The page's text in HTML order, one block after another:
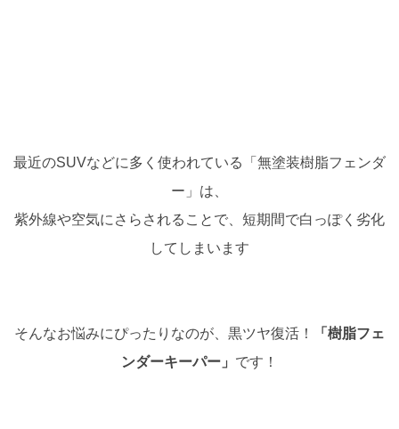
最近のSUVなどに多く使われている「無塗装樹脂フェンダ
ー」は、
紫外線や空気にさらされることで、短期間で白っぽく劣化
してしまいます
そんなお悩みにぴったりなのが、黒ツヤ復活！
「樹脂フェ
ンダーキーパー」 です！